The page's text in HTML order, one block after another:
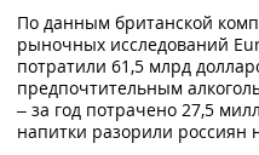
По данным британской
рыночных исследований
потратили 61,5 млрд
предпочтительным
– за год потрачено 27,5
напитки разорили россиян